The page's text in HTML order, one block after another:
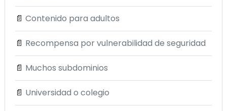
📄 Contenido para adultos
📄 Recompensa por vulnerabilidad de seguridad
📄 Muchos subdominios
📄 Universidad o colegio